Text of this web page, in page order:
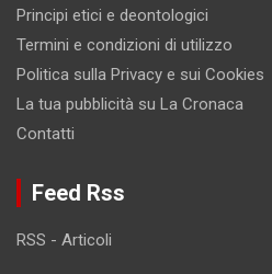
Principi etici e deontologici
Termini e condizioni di utilizzo
Politica sulla Privacy e sui Cookies
La tua pubblicità su La Cronaca
Contatti
Feed Rss
RSS - Articoli